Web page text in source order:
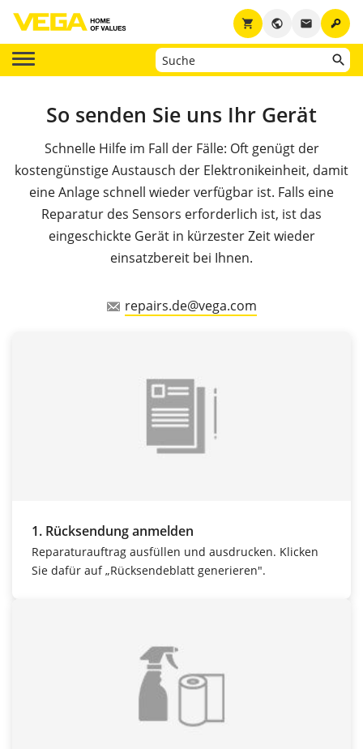
key
email
public
shopping_cart
So senden Sie uns Ihr Gerät
Schnelle Hilfe im Fall der Fälle: Oft genügt der
kostengünstige Austausch der Elektronikeinheit, damit
eine Anlage schnell wieder verfügbar ist. Falls eine
Reparatur des Sensors erforderlich ist, ist das
eingeschickte Gerät in kürzester Zeit wieder
einsatzbereit bei Ihnen.
repairs.de@vega.com
1. Rücksendung anmelden
Reparaturauftrag ausfüllen und ausdrucken. Klicken
Sie dafür auf „Rücksendeblatt generieren".